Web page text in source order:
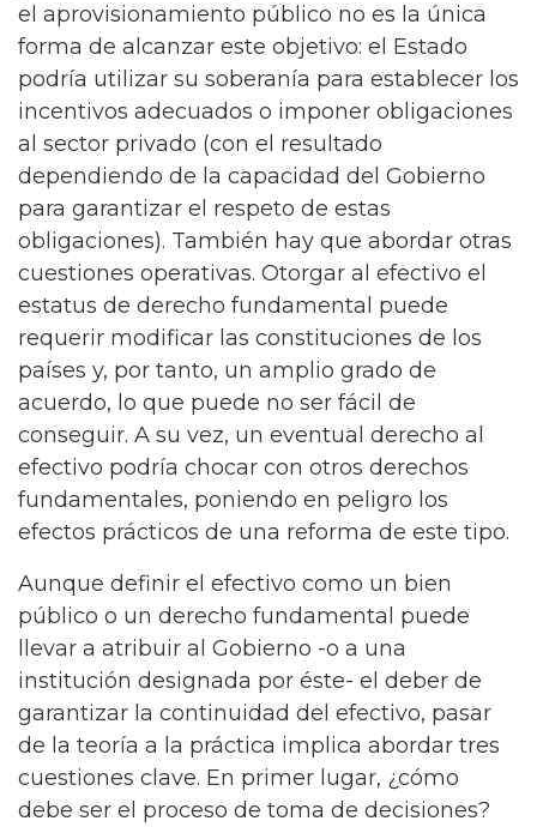
el aprovisionamiento público no es la única
forma de alcanzar este objetivo: el Estado
podría utilizar su soberanía para establecer los
incentivos adecuados o imponer obligaciones
al sector privado (con el resultado
dependiendo de la capacidad del Gobierno
para garantizar el respeto de estas
obligaciones). También hay que abordar otras
cuestiones operativas. Otorgar al efectivo el
estatus de derecho fundamental puede
requerir modificar las constituciones de los
países y, por tanto, un amplio grado de
acuerdo, lo que puede no ser fácil de
conseguir. A su vez, un eventual derecho al
efectivo podría chocar con otros derechos
fundamentales, poniendo en peligro los
efectos prácticos de una reforma de este tipo.
Aunque definir el efectivo como un bien
público o un derecho fundamental puede
llevar a atribuir al Gobierno -o a una
institución designada por éste- el deber de
garantizar la continuidad del efectivo, pasar
de la teoría a la práctica implica abordar tres
cuestiones clave. En primer lugar, ¿cómo
debe ser el proceso de toma de decisiones?